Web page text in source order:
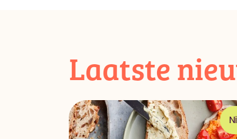
Laatste